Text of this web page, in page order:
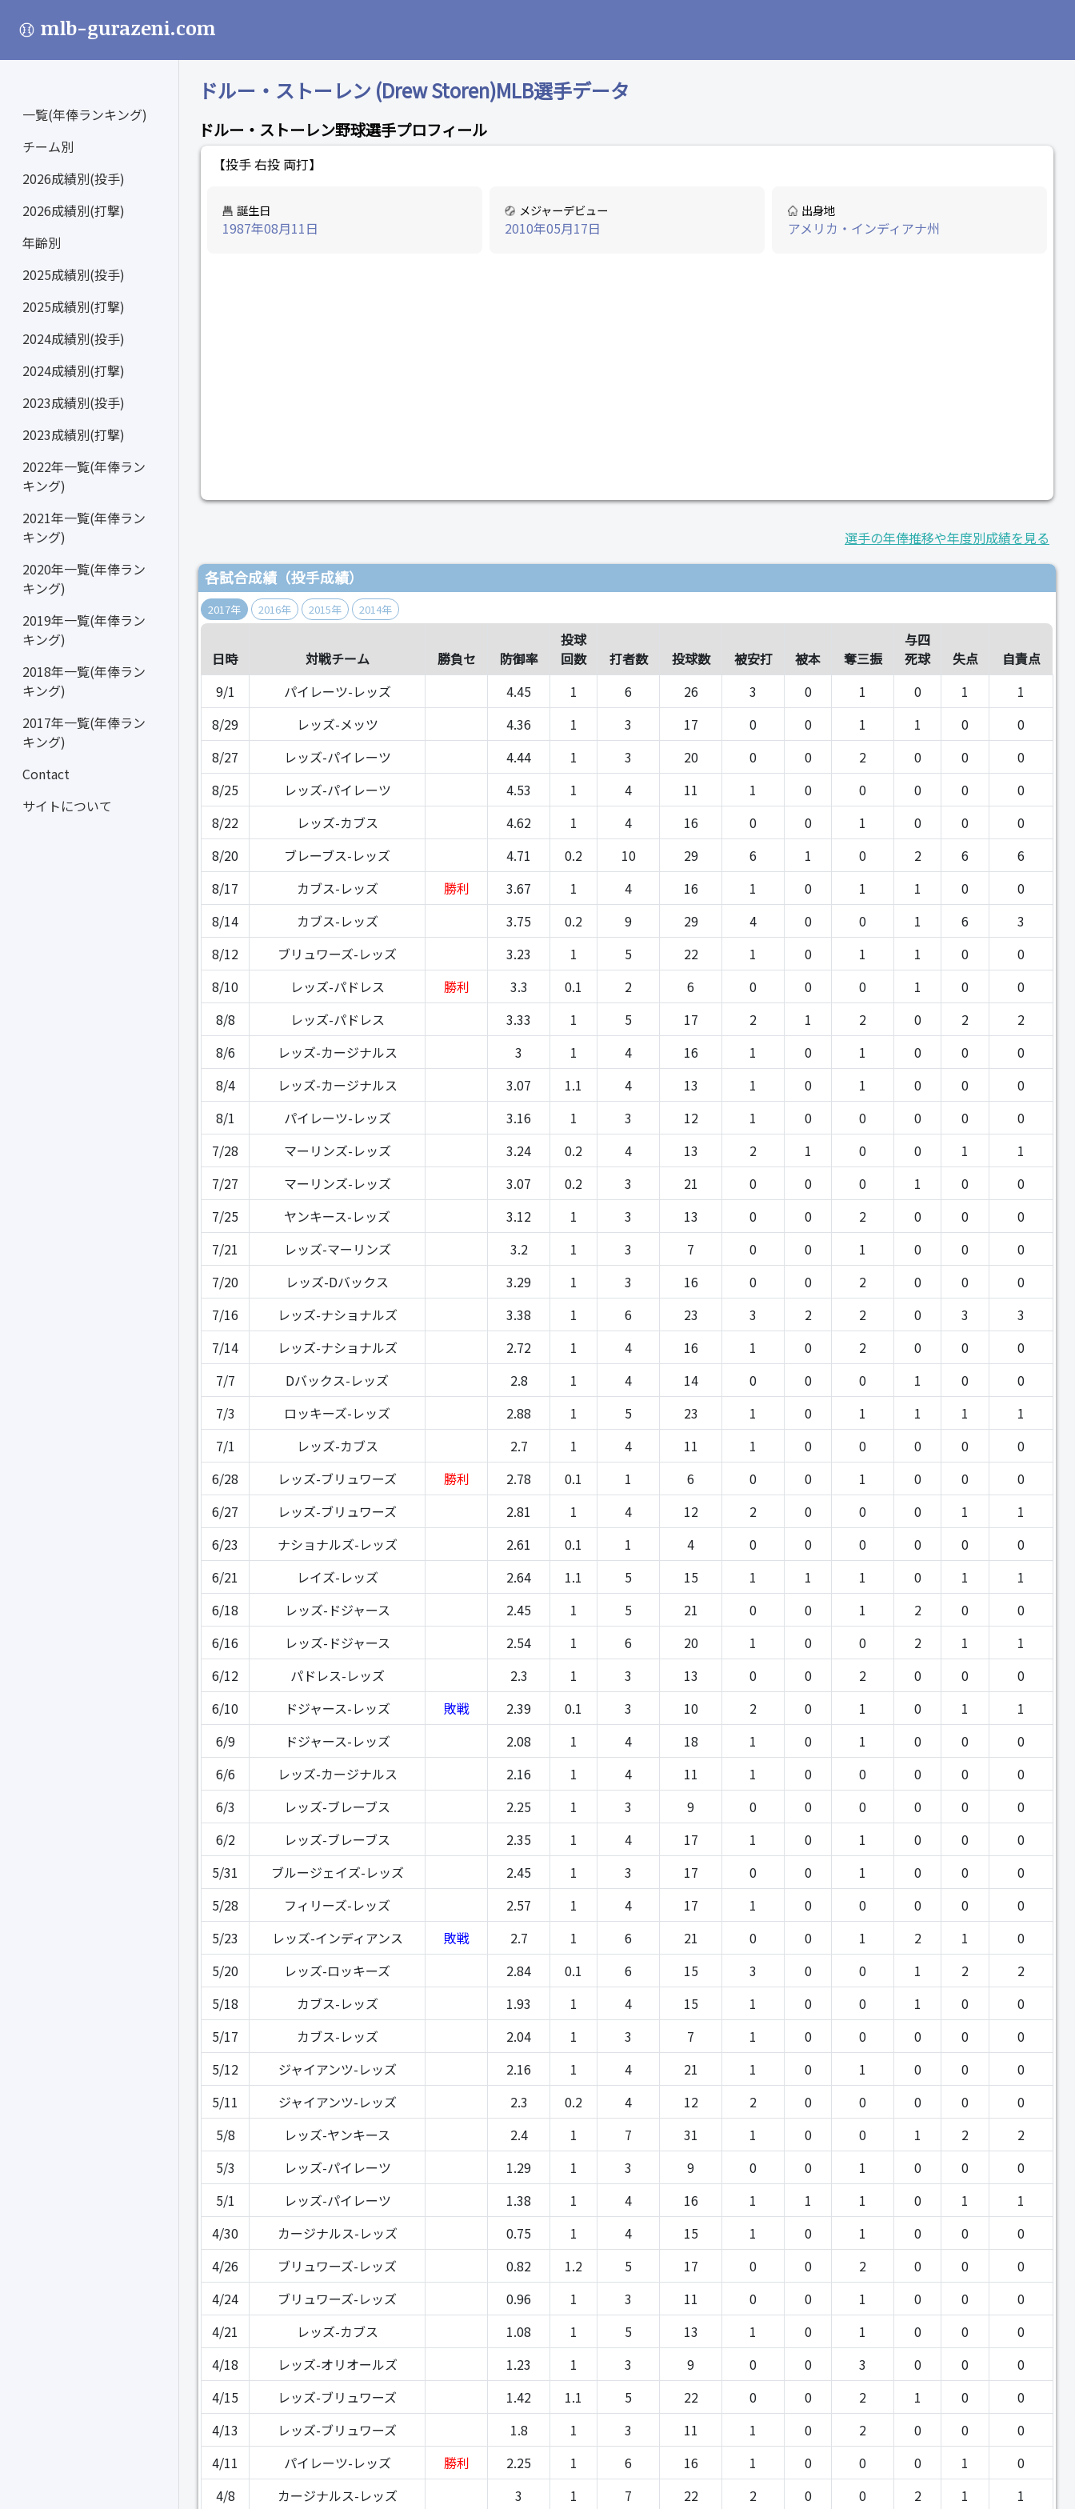
mlb-gurazeni.com
一覧(年俸ランキング)
チーム別
2026成績別(投手)
2026成績別(打撃)
年齢別
2025成績別(投手)
2025成績別(打撃)
2024成績別(投手)
2024成績別(打撃)
2023成績別(投手)
2023成績別(打撃)
2022年一覧(年俸ラン
キング)
2021年一覧(年俸ラン
キング)
2020年一覧(年俸ラン
キング)
2019年一覧(年俸ラン
キング)
2018年一覧(年俸ラン
キング)
2017年一覧(年俸ラン
キング)
Contact
サイトについて
ドルー・ストーレン (Drew Storen)MLB選手データ
ドルー・ストーレン野球選手プロフィール
【投手 右投 両打】
誕生日
1987年08月11日
メジャーデビュー
2010年05月17日
出身地
アメリカ・インディアナ州
選手の年俸推移や年度別成績を見る
各試合成績（投手成績）
2017年 2016年 2015年 2014年
日時 対戦チーム 勝負セ 防御率
投球
回数
打者数 投球数 被安打 被本 奪三振
与四
死球
失点
自責点
9/1
パイレーツ-レッズ 4.45 1 6 26 3 0 1 0 1
1
8/29
レッズ-メッツ 4.36 1 3 17 0 0 1 1 0
0
8/27
レッズ-パイレーツ 4.44 1 3 20 0 0 2 0 0
0
8/25
レッズ-パイレーツ 4.53 1 4 11 1 0 0 0 0
0
8/22
レッズ-カブス 4.62 1 4 16 0 0 1 0 0
0
8/20
ブレーブス-レッズ 4.71 0.2 10 29 6 1 0 2 6
6
8/17
カブス-レッズ 勝利 3.67 1 4 16 1 0 1 1 0
0
8/14
カブス-レッズ 3.75 0.2 9 29 4 0 0 1 6
3
8/12
ブリュワーズ-レッズ 3.23 1 5 22 1 0 1 1 0
0
8/10
レッズ-パドレス 勝利 3.3 0.1 2 6 0 0 0 1 0
0
8/8
レッズ-パドレス 3.33 1 5 17 2 1 2 0 2
2
8/6
レッズ-カージナルス 3 1 4 16 1 0 1 0 0
0
8/4
レッズ-カージナルス 3.07 1.1 4 13 1 0 1 0 0
0
8/1
パイレーツ-レッズ 3.16 1 3 12 1 0 0 0 0
0
7/28
マーリンズ-レッズ 3.24 0.2 4 13 2 1 0 0 1
1
7/27
マーリンズ-レッズ 3.07 0.2 3 21 0 0 0 1 0
0
7/25
ヤンキース-レッズ 3.12 1 3 13 0 0 2 0 0
0
7/21
レッズ-マーリンズ 3.2 1 3 7 0 0 1 0 0
0
7/20
レッズ-Dバックス 3.29 1 3 16 0 0 2 0 0
0
7/16
レッズ-ナショナルズ 3.38 1 6 23 3 2 2 0 3
3
7/14
レッズ-ナショナルズ 2.72 1 4 16 1 0 2 0 0
0
7/7
Dバックス-レッズ 2.8 1 4 14 0 0 0 1 0
0
7/3
ロッキーズ-レッズ 2.88 1 5 23 1 0 1 1 1
1
7/1
レッズ-カブス 2.7 1 4 11 1 0 0 0 0
0
6/28
レッズ-ブリュワーズ 勝利 2.78 0.1 1 6 0 0 1 0 0
0
6/27
レッズ-ブリュワーズ 2.81 1 4 12 2 0 0 0 1
1
6/23
ナショナルズ-レッズ 2.61 0.1 1 4 0 0 0 0 0
0
6/21
レイズ-レッズ 2.64 1.1 5 15 1 1 1 0 1
1
6/18
レッズ-ドジャース 2.45 1 5 21 0 0 1 2 0
0
6/16
レッズ-ドジャース 2.54 1 6 20 1 0 0 2 1
1
6/12
パドレス-レッズ 2.3 1 3 13 0 0 2 0 0
0
6/10
ドジャース-レッズ 敗戦 2.39 0.1 3 10 2 0 1 0 1
1
6/9
ドジャース-レッズ 2.08 1 4 18 1 0 1 0 0
0
6/6
レッズ-カージナルス 2.16 1 4 11 1 0 0 0 0
0
6/3
レッズ-ブレーブス 2.25 1 3 9 0 0 0 0 0
0
6/2
レッズ-ブレーブス 2.35 1 4 17 1 0 1 0 0
0
5/31
ブルージェイズ-レッズ 2.45 1 3 17 0 0 1 0 0
0
5/28
フィリーズ-レッズ 2.57 1 4 17 1 0 0 0 0
0
5/23
レッズ-インディアンス 敗戦 2.7 1 6 21 0 0 1 2 1
0
5/20
レッズ-ロッキーズ 2.84 0.1 6 15 3 0 0 1 2
2
5/18
カブス-レッズ 1.93 1 4 15 1 0 0 1 0
0
5/17
カブス-レッズ 2.04 1 3 7 1 0 0 0 0
0
5/12
ジャイアンツ-レッズ 2.16 1 4 21 1 0 1 0 0
0
5/11
ジャイアンツ-レッズ 2.3 0.2 4 12 2 0 0 0 0
0
5/8
レッズ-ヤンキース 2.4 1 7 31 1 0 0 1 2
2
5/3
レッズ-パイレーツ 1.29 1 3 9 0 0 1 0 0
0
5/1
レッズ-パイレーツ 1.38 1 4 16 1 1 1 0 1
1
4/30
カージナルス-レッズ 0.75 1 4 15 1 0 1 0 0
0
4/26
ブリュワーズ-レッズ 0.82 1.2 5 17 0 0 2 0 0
0
4/24
ブリュワーズ-レッズ 0.96 1 3 11 0 0 1 0 0
0
4/21
レッズ-カブス 1.08 1 5 13 1 0 1 0 0
0
4/18
レッズ-オリオールズ 1.23 1 3 9 0 0 3 0 0
0
4/15
レッズ-ブリュワーズ 1.42 1.1 5 22 0 0 2 1 0
0
4/13
レッズ-ブリュワーズ 1.8 1 3 11 1 0 2 0 0
0
4/11
パイレーツ-レッズ 勝利 2.25 1 6 16 1 0 0 0 1
0
4/8
カージナルス-レッズ 3 1 7 22 2 0 0 2 1 1